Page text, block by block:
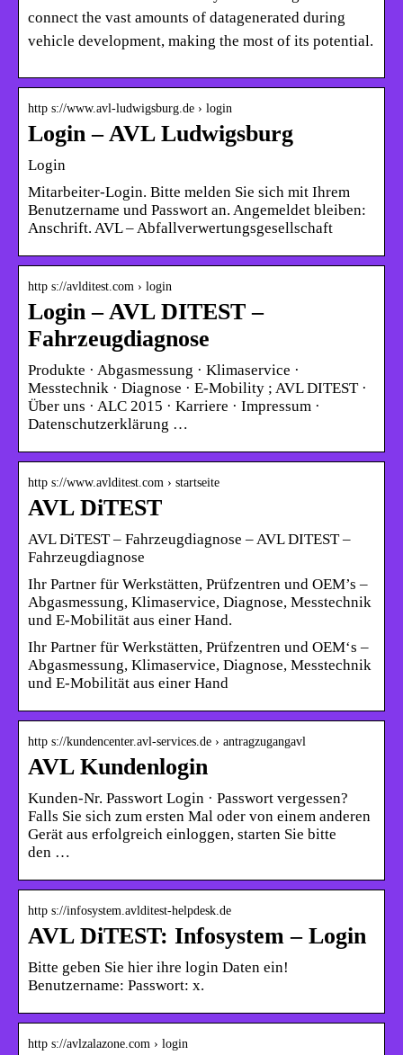
connect the vast amounts of datagenerated during
vehicle development, making the most of its potential.
http s://www.avl-ludwigsburg.de › login
Login – AVL Ludwigsburg
Login
Mitarbeiter-Login. Bitte melden Sie sich mit Ihrem
Benutzername und Passwort an. Angemeldet bleiben:
Anschrift. AVL – Abfallverwertungsgesellschaft
http s://avlditest.com › login
Login – AVL DITEST –
Fahrzeugdiagnose
Produkte · Abgasmessung · Klimaservice ·
Messtechnik · Diagnose · E-Mobility ; AVL DITEST ·
Über uns · ALC 2015 · Karriere · Impressum ·
Datenschutzerklärung …
http s://www.avlditest.com › startseite
AVL DiTEST
AVL DiTEST – Fahrzeugdiagnose – AVL DITEST –
Fahrzeugdiagnose
Ihr Partner für Werkstätten, Prüfzentren und OEM’s –
Abgasmessung, Klimaservice, Diagnose, Messtechnik
und E-Mobilität aus einer Hand.
Ihr Partner für Werkstätten, Prüfzentren und OEM‘s –
Abgasmessung, Klimaservice, Diagnose, Messtechnik
und E-Mobilität aus einer Hand
http s://kundencenter.avl-services.de › antragzugangavl
AVL Kundenlogin
Kunden-Nr. Passwort Login · Passwort vergessen?
Falls Sie sich zum ersten Mal oder von einem anderen
Gerät aus erfolgreich einloggen, starten Sie bitte
den …
http s://infosystem.avlditest-helpdesk.de
AVL DiTEST: Infosystem – Login
Bitte geben Sie hier ihre login Daten ein!
Benutzername: Passwort: x.
http s://avlzalazone.com › login